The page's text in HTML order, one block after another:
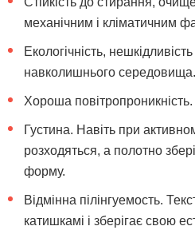
механічним і кліматичним
Екологічність,
навколишнього середовища.
Хороша повітропроникність.
Густина. Навіть при
розходяться, а полотно
форму.
Відмінна пілінгуемость.
катишкамі і зберігає свою